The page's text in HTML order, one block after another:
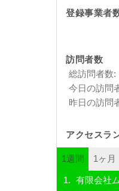
登録事業者
訪問者数
総訪問者数:
今日の訪問
昨日の訪問
アクセスラ
1週間 1ヶ月
有限会社